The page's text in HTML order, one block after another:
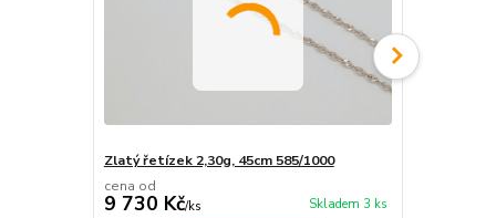
Zlatý řetízek 2,30g, 45cm 585/1000
cena od
9 730 Kč/ks Skladem 3 ks